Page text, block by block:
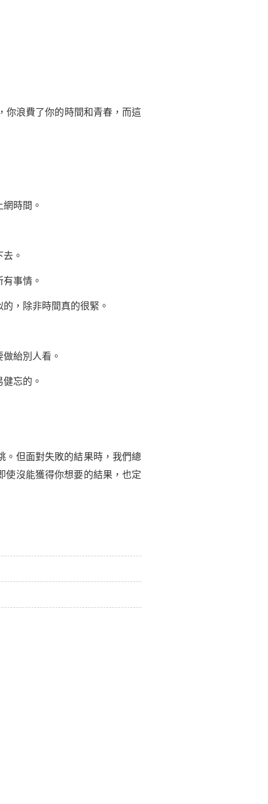
浪費了你的時間和青春，而這
時間。
。
事情。
，除非時間真的很緊。
紿別人看。
忘的。
但面對失敗的結果時，我們總
使沒能獲得你想要的結果，也定